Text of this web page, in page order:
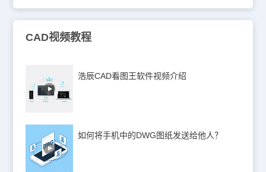
CAD视频教程
浩辰CAD看图王软件视频介绍
如何将手机中的DWG图纸发送给他人？